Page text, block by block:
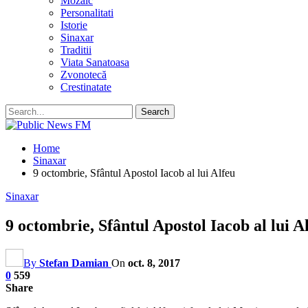
Personalitati
Istorie
Sinaxar
Traditii
Viata Sanatoasa
Zvonotecă
Crestinatate
Home
Sinaxar
9 octombrie, Sfântul Apostol Iacob al lui Alfeu
Sinaxar
9 octombrie, Sfântul Apostol Iacob al lui
By Stefan Damian On oct. 8, 2017
0 559
Share